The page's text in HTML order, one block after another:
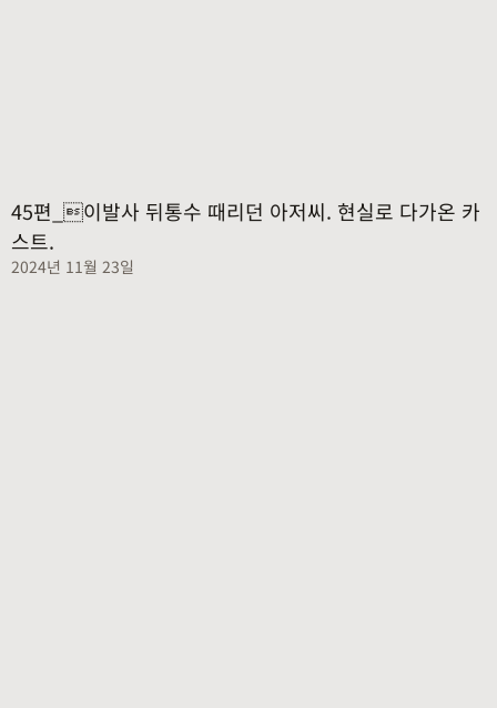
45편_이발사 뒤통수 때리던 아저씨. 현실로 다가온 카
스트.
2024년 11월 23일